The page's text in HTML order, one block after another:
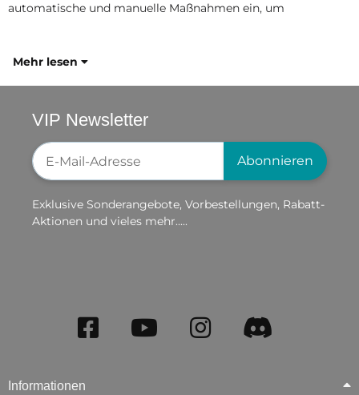
automatische und manuelle Maßnahmen ein, um
Mehr lesen
VIP Newsletter
Newsletter-Registrierung
Abonnieren
Exklusive Sonderangebote, Vorbestellungen, Rabatt-
Aktionen und vieles mehr.....
Informationen